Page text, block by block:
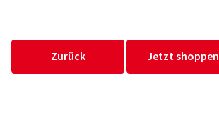
Zurück Jetzt shoppen